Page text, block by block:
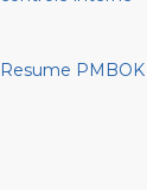
Resume PMBOK